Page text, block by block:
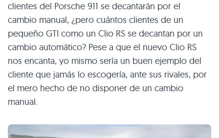
clientes del Porsche 911 se decantarán por el
cambio manual, ¿pero cuántos clientes de un
pequeño GTI como un Clio RS se decantan por un
cambio automático? Pese a que el nuevo Clio RS
nos encanta, yo mismo sería un buen ejemplo del
cliente que jamás lo escogería, ante sus rivales, por
el mero hecho de no disponer de un cambio
manual.